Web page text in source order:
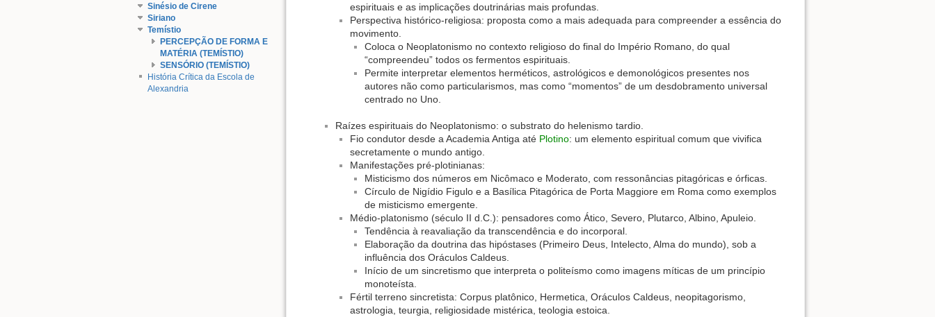
Sinésio de Cirene
Siriano
Temístio
PERCEPÇÃO DE FORMA E
MATÉRIA (TEMÍSTIO)
SENSÓRIO (TEMÍSTIO)
História Crítica da Escola de
Alexandria
espirituais e as implicações doutrinárias mais profundas.
Perspectiva histórico-religiosa: proposta como a mais adequada para compreender a essência do
movimento.
Coloca o Neoplatonismo no contexto religioso do final do Império Romano, do qual
“compreendeu” todos os fermentos espirituais.
Permite interpretar elementos herméticos, astrológicos e demonológicos presentes nos
autores não como particularismos, mas como “momentos” de um desdobramento universal
centrado no Uno.
Raízes espirituais do Neoplatonismo: o substrato do helenismo tardio.
Fio condutor desde a Academia Antiga até Plotino: um elemento espiritual comum que vivifica
secretamente o mundo antigo.
Manifestações pré-plotinianas:
Misticismo dos números em Nicômaco e Moderato, com ressonâncias pitagóricas e órficas.
Círculo de Nigídio Figulo e a Basílica Pitagórica de Porta Maggiore em Roma como exemplos
de misticismo emergente.
Médio-platonismo (século II d.C.): pensadores como Ático, Severo, Plutarco, Albino, Apuleio.
Tendência à reavaliação da transcendência e do incorporal.
Elaboração da doutrina das hipóstases (Primeiro Deus, Intelecto, Alma do mundo), sob a
influência dos Oráculos Caldeus.
Início de um sincretismo que interpreta o politeísmo como imagens míticas de um princípio
monoteísta.
Fértil terreno sincretista: Corpus platônico, Hermetica, Oráculos Caldeus, neopitagorismo,
astrologia, teurgia, religiosidade mistérica, teologia estoica.